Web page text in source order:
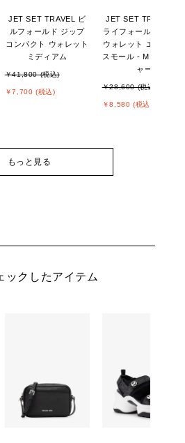
JET SET TRAVEL ビ
ルフォールド ジップ
コンパクト ウォレット
ミディアム
￥41,800 (税込)
￥7,700 (税込)
JET SET TRAVEL ト
ライフォールド ジッ
ウォレット エクスト
スモール - MKシグネ
ャー
￥28,600 (税込)
￥8,580 (税込)
もっと見る
ックしたアイテム